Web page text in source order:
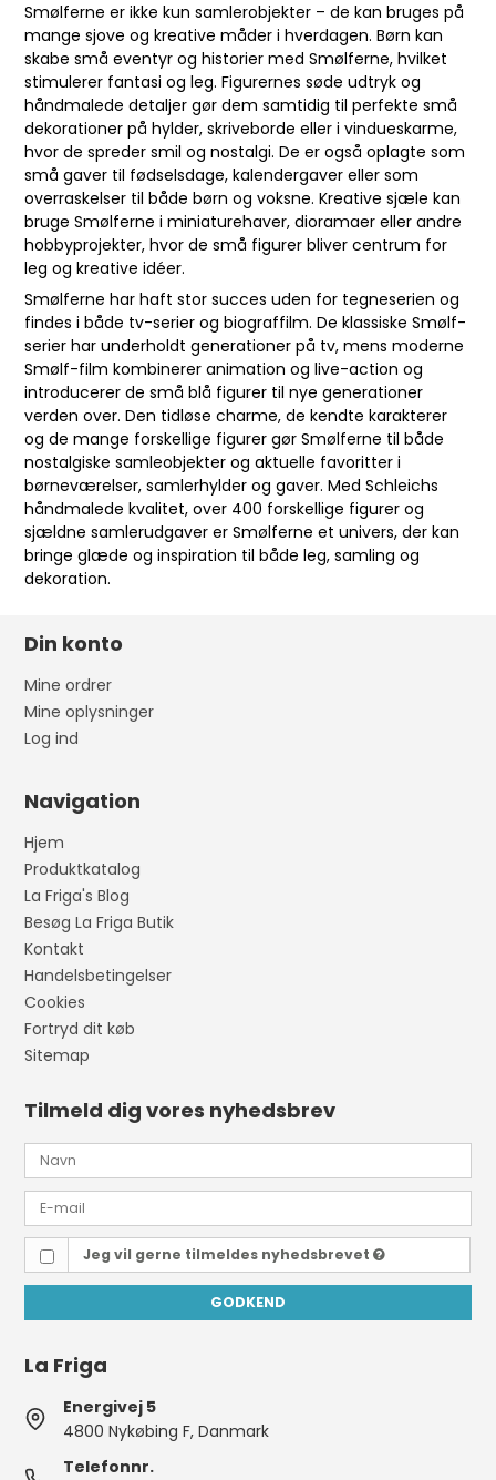
Smølferne er ikke kun samlerobjekter – de kan bruges på
mange sjove og kreative måder i hverdagen. Børn kan
skabe små eventyr og historier med Smølferne, hvilket
stimulerer fantasi og leg. Figurernes søde udtryk og
håndmalede detaljer gør dem samtidig til perfekte små
dekorationer på hylder, skriveborde eller i vindueskarme,
hvor de spreder smil og nostalgi. De er også oplagte som
små gaver til fødselsdage, kalendergaver eller som
overraskelser til både børn og voksne. Kreative sjæle kan
bruge Smølferne i miniaturehaver, dioramaer eller andre
hobbyprojekter, hvor de små figurer bliver centrum for
leg og kreative idéer.
Smølferne har haft stor succes uden for tegneserien og
findes i både tv-serier og biograffilm. De klassiske Smølf-
serier har underholdt generationer på tv, mens moderne
Smølf-film kombinerer animation og live-action og
introducerer de små blå figurer til nye generationer
verden over. Den tidløse charme, de kendte karakterer
og de mange forskellige figurer gør Smølferne til både
nostalgiske samleobjekter og aktuelle favoritter i
børneværelser, samlerhylder og gaver. Med Schleichs
håndmalede kvalitet, over 400 forskellige figurer og
sjældne samlerudgaver er Smølferne et univers, der kan
bringe glæde og inspiration til både leg, samling og
dekoration.
Din konto
Mine ordrer
Mine oplysninger
Log ind
Navigation
Hjem
Produktkatalog
La Friga's Blog
Besøg La Friga Butik
Kontakt
Handelsbetingelser
Cookies
Fortryd dit køb
Sitemap
Tilmeld dig vores nyhedsbrev
Jeg vil gerne tilmeldes nyhedsbrevet
GODKEND
La Friga
Energivej 5
4800 Nykøbing F, Danmark
Telefonnr.